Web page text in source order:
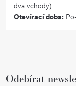
dva vchody)
Otevírací doba:
Odebírat